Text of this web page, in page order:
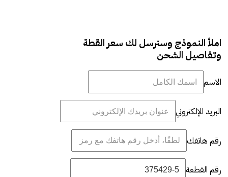
املأ النموذج وسنرسل لك سعر القطة
وتفاصيل الشحن
الاسم
البريد الإلكتروني
رقم هاتفك
رقم القطعة